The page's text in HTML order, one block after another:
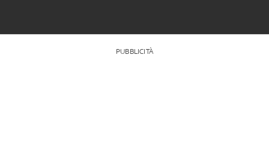
PUBBLICITÀ